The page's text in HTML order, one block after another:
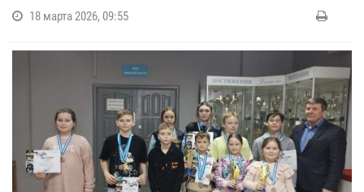
18 марта 2026, 09:55